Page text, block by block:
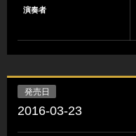
演奏者
発売日
2016-03-23